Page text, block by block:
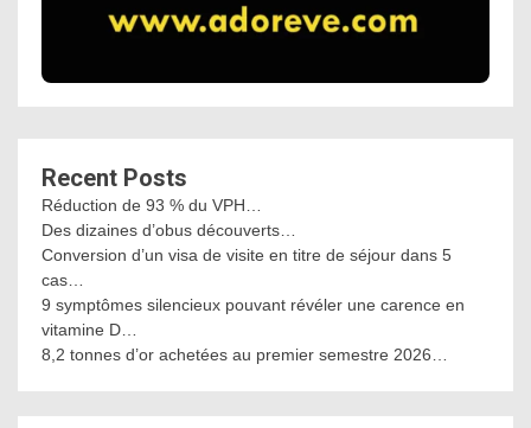
Recent Posts
Réduction de 93 % du VPH…
Des dizaines d’obus découverts…
Conversion d’un visa de visite en titre de séjour dans 5
cas…
9 symptômes silencieux pouvant révéler une carence en
vitamine D…
8,2 tonnes d’or achetées au premier semestre 2026…